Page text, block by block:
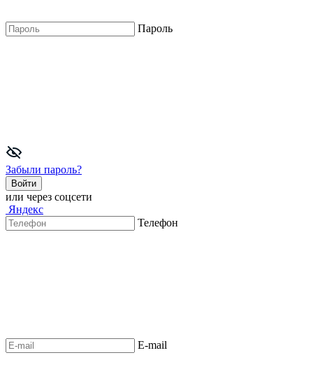
Пароль
Забыли пароль?
Войти
или через соцсети
Яндекс
Телефон
E-mail